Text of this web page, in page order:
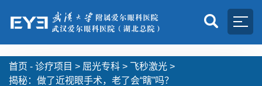
首页 - 诊疗项目 > 屈光专科 > 飞秒激光 >
揭秘：做了近视眼手术，老了会“瞎”吗？